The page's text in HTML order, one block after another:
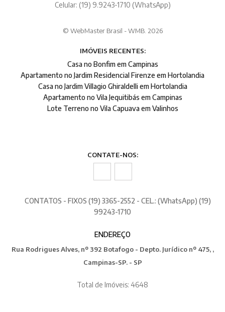
Celular: (19) 9.9243-1710 (WhatsApp)
© WebMaster Brasil - WMB. 2026
IMÓVEIS RECENTES:
Casa no Bonfim em Campinas
Apartamento no Jardim Residencial Firenze em Hortolandia
Casa no Jardim Villagio Ghiraldelli em Hortolandia
Apartamento no Vila Jequitibás em Campinas
Lote Terreno no Vila Capuava em Valinhos
CONTATE-NOS:
CONTATOS - FIXOS (19) 3365-2552 - CEL.: (WhatsApp) (19)
99243-1710
ENDEREÇO
Rua Rodrigues Alves, nº 392 Botafogo - Depto. Jurídico nº 475, ,
Campinas-SP. - SP
Total de Imóveis: 4648